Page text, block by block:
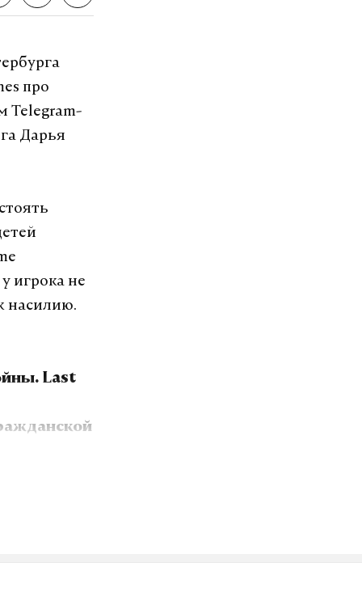
про
Telegram-
Дарья
игрока не
насилию.
Last